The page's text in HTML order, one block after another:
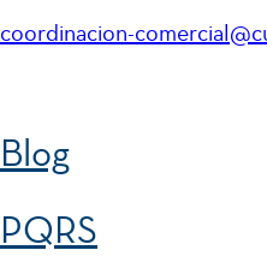
coordinacion-
Blog
PQRS